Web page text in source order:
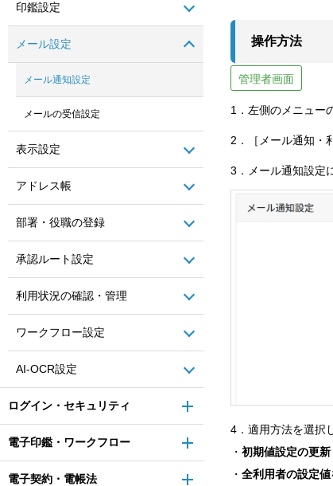
印鑑設定
メール設定
メール通知設定
メールの受信設定
表示設定
アドレス帳
部署・役職の登録
承認ルート設定
利用状況の確認・管理
ワークフロー設定
AI-OCR設定
ログイン・セキュリティ
電子印鑑・ワークフロー
電子契約・電帳法
操作方法
管理者画面
1．左側のメニュー
2．［メール通知・
3．メール通知設定
4．適用方法を選択
・ 初期値設定の更新
・ 全利用者の設定